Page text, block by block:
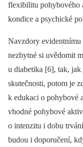
flexibilitu pohybového
kondice a psychické
Navzdory
nezbytné si uvědomit
u diabetika [6], tak,
skutečnosti, potom je
k edukaci o pohybové
vhodné pohybové
o intenzitu i dobu
budou i doporučení,